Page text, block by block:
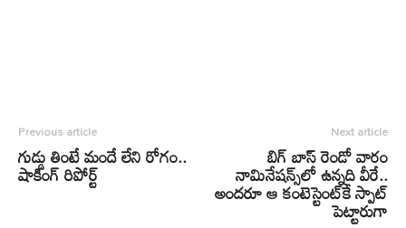
Previous article
గుడ్డు తింటే మందే లేని రోగం..
షాకింగ్ రిపోర్ట్
Next article
బిగ్ బాస్ రెండో వారం
నామినేషన్స్‌లో ఉన్నది వీరే..
అందరూ ఆ కంటెస్టెంట్‌కే స్పాట్
పెట్టారుగా